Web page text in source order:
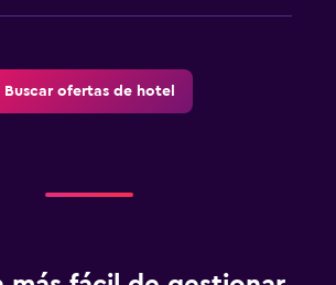
Buscar ofertas de hotel